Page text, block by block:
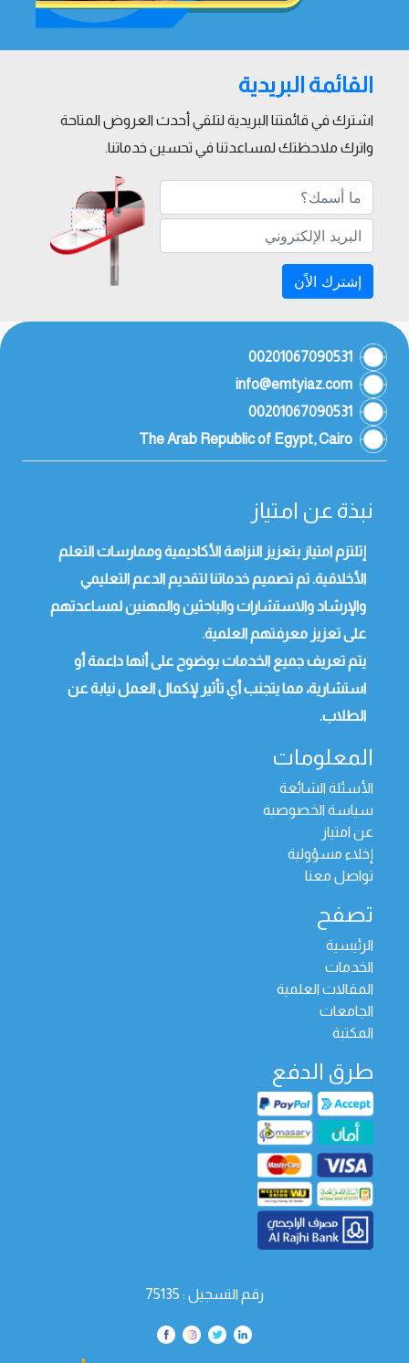
القائمة البريدية
اشترك في قائمتنا البريدية لتلقي أحدث العروض المتاحة
واترك ملاحظتك لمساعدتنا في تحسين خدماتنا.
إشترك الاًن
00201067090531
info@emtyiaz.com
00201067090531
The Arab Republic of Egypt, Cairo
نبذة عن امتياز
إتلتزم امتياز بتعزيز النزاهة الأكاديمية وممارسات التعلم
الأخلاقية. تم تصميم خدماتنا لتقديم الدعم التعليمي
والإرشاد والاستشارات والباحثين والمهنين لمساعدتهم
على تعزيز معرفتهم العلمية.
يتم تعريف جميع الخدمات بوضوح على أنها داعمة أو
استشارية، مما يتجنب أي تأثير لإكمال العمل نيابة عن
الطلاب.
المعلومات
الأسئلة الشائعة
سياسة الخصوصية
عن امتياز
إخلاء مسؤولية
تواصل معنا
تصفح
الرئيسية
الخدمات
المقالات العلمية
الجامعات
المكتبة
طرق الدفع
رقم التسجيل : 75135